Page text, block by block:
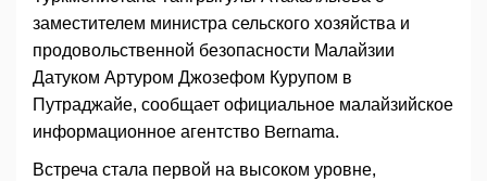
заместителем министра сельского хозяйства и
продовольственной безопасности Малайзии
Датуком Артуром Джозефом Курупом в
Путраджайе, сообщает официальное малайзийское
информационное агентство Bernama.
Встреча стала первой на высоком уровне,